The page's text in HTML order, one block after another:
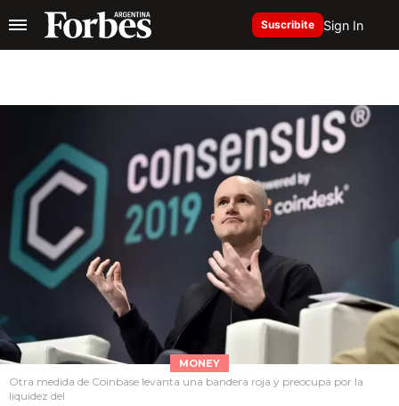
Suscribite Sign In
MONEY
Otra medida de Coinbase levanta una bandera roja y preocupa por la
liquidez del